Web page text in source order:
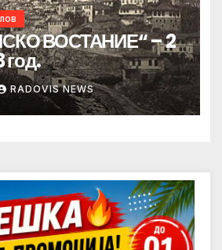
ВОСТАНИЕ“ – 2
год.
RADOVIS NEWS